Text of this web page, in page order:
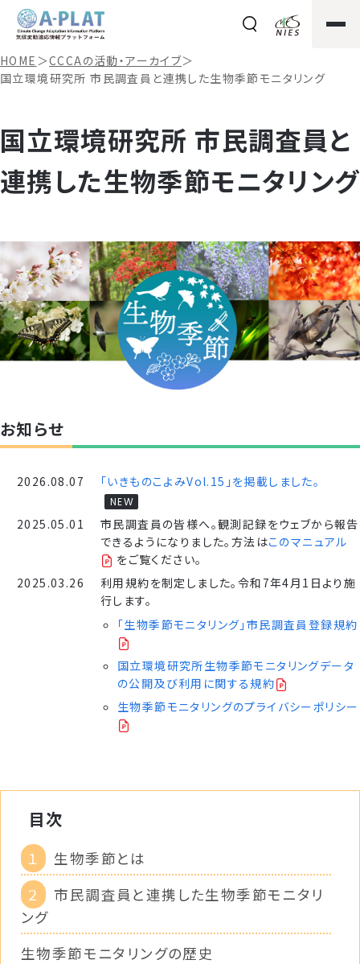
HOME ＞CCCAの活動・アーカイブ＞
国立環境研究所 市民調査員と連携した生物季節モニタリング
国立環境研究所 市民調査員と
連携した生物季節モニタリング
お知らせ
2026.08.07 「いきものこよみVol.15」を掲載しました。
NEW
2025.05.01
市民調査員の皆様へ。観測記録をウェブから報告
できるようになりました。方法はこのマニュアル
をご覧ください。
2025.03.26
利用規約を制定しました。令和7年4月1日より施
行します。
「生物季節モニタリング」市民調査員登録規約
国立環境研究所生物季節モニタリングデータ
の公開及び利用に関する規約
生物季節モニタリングのプライバシーポリシー
目次
１
生物季節とは
２
市民調査員と連携した生物季節モニタリ
ング
生物季節モニタリングの歴史